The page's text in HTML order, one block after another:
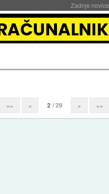
Zadnje novice
«« « 2 / 29 » »»